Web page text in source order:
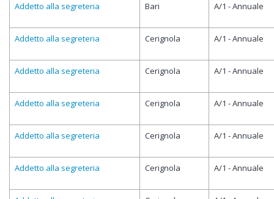
Addetto alla segreteria Bari A/1 - Annuale
Addetto alla segreteria Cerignola A/1 - Annuale
Addetto alla segreteria Cerignola A/1 - Annuale
Addetto alla segreteria Cerignola A/1 - Annuale
Addetto alla segreteria Cerignola A/1 - Annuale
Addetto alla segreteria Cerignola A/1 - Annuale